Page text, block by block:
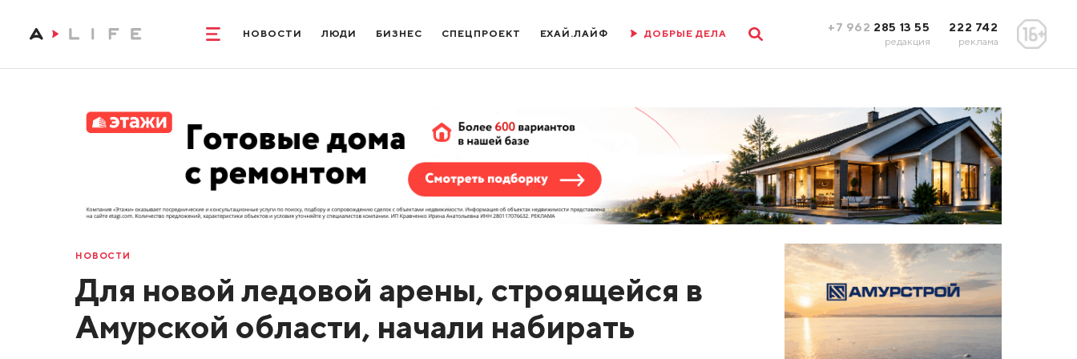
НОВОСТИ ЛЮДИ БИЗНЕС СПЕЦПРОЕКТ ЕХАЙ.ЛАЙФ ДОБРЫЕ ДЕЛА +7 962 285 13 55
редакция
222 742
реклама
НОВОСТИ
Для новой ледовой арены, строящейся в
Амурской области, начали набирать